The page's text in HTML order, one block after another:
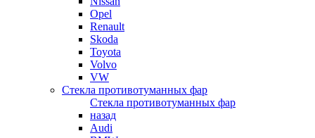
Opel
Renault
Skoda
Toyota
Volvo
VW
Стекла противотуманных фар
Стекла противотуманных фар
назад
Audi